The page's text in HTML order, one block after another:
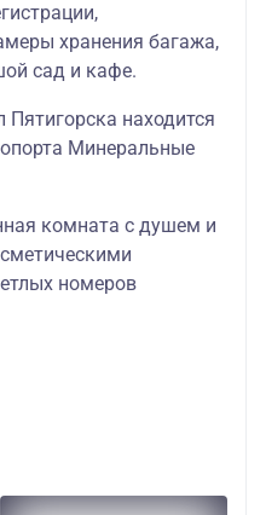
хранения багажа,
сад и кафе.
находится
Минеральные
комната с душем и
номеров